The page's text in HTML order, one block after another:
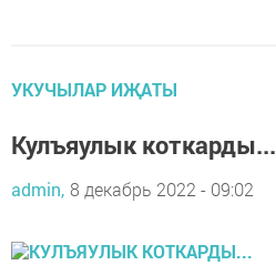
УКУЧЫЛАР ИҖАТЫ
Кулъяулык коткарды...
admin, 8 декабрь 2022 - 09:02